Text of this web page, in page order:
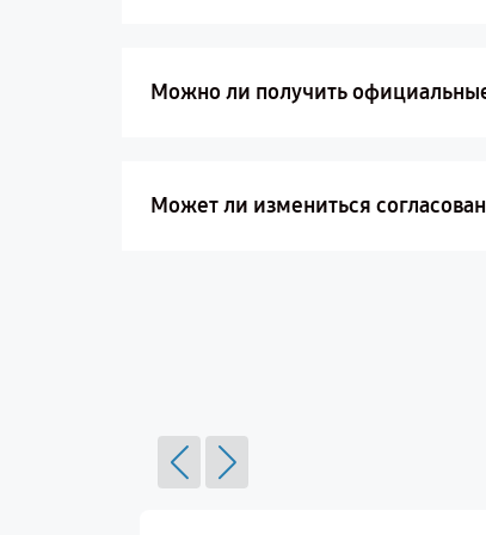
Можно ли получить
Может ли измениться